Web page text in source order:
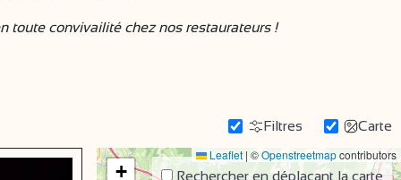
toute convivailité chez nos restaurateurs !
Filtres Carte
Rechercher en déplaçant la carte
+
Leaflet | ©Openstreetmapcontributors